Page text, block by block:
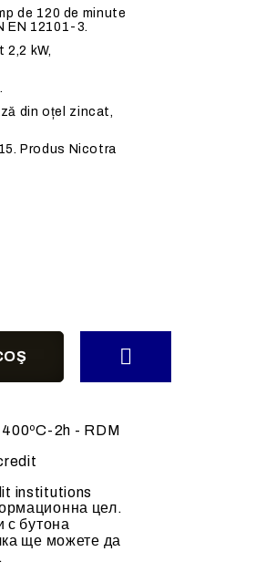
de 120 de minute
EN 12101-3.
2,2 kW,
din oțel zincat,
Produs Nicotra
2h - RDM
institutions
цел.
с бутона
ще можете да